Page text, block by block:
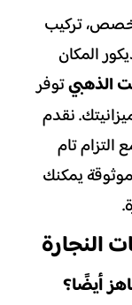
تركيب
المكان
الذهبيتوفر
نقدم
التزام تام
يمكنك
النجارة
أيضًا؟